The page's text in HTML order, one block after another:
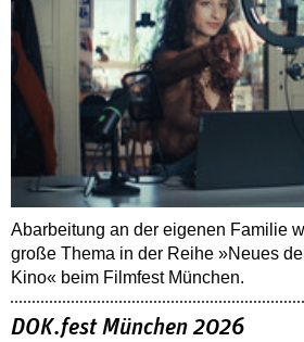
Abarbeitung an der eigenen Familie
große Thema in der Reihe »Neues
Kino« beim Filmfest München.
DOK.fest München 2026